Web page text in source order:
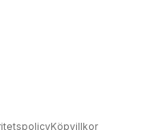
Köpvillkor